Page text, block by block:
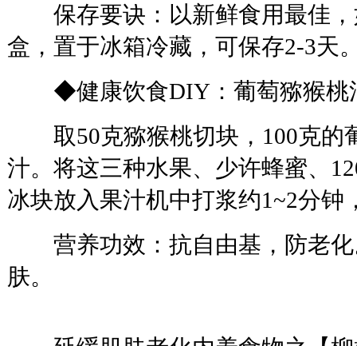
保存要诀：以新鲜食用最佳，
盒，置于冰箱冷藏，可保存2-3天
◆健康饮食DIY：葡萄猕猴桃
取50克猕猴桃切块，100克的
汁。将这三种水果、少许蜂蜜、
冰块放入果汁机中打浆约1~2分钟
营养功效：抗自由基，防老化
肤。